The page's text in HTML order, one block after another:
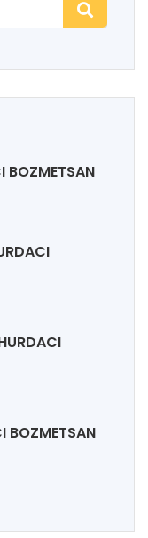
BOZMETSAN
BOZMETSAN